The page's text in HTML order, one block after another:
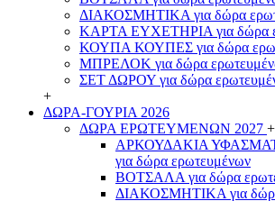
ΔΙΑΚΟΣΜΗΤΙΚΑ για δώρα
ΚΑΡΤΑ ΕΥΧΕΤΗΡΙΑ για δώρα
ΚΟΥΠΑ ΚΟΥΠΕΣ για δώρα
ΜΠΡΕΛΟΚ για δώρα
ΣΕΤ ΔΩΡΟΥ για δώρα
+
ΔΩΡΑ-ΓΟΥΡΙΑ 2026
ΔΩΡΑ ΕΡΩΤΕΥΜΕΝΩΝ 2027 +
ΑΡΚΟΥΔΑΚΙΑ
για δώρα ερωτευμένων
ΒΟΤΣΑΛΑ για δώρα
ΔΙΑΚΟΣΜΗΤΙΚΑ για